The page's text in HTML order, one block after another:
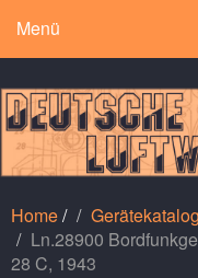
Menü
Home/
Ln.28900
28 C, 1943